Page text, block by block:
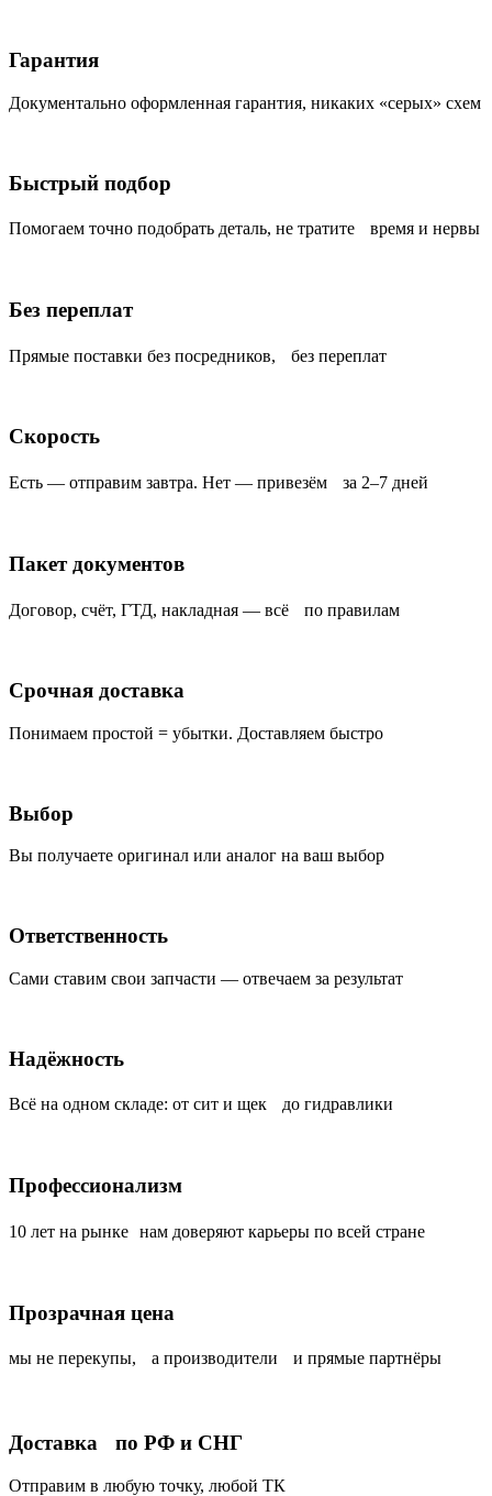
Гарантия
Документально оформленная гарантия, никаких «серых» схем
Быстрый подбор
Помогаем точно подобрать деталь, не тратите время и нервы
Без переплат
Прямые поставки без посредников, без переплат
Скорость
Есть — отправим завтра. Нет — привезём за 2–7 дней
Пакет документов
Договор, счёт, ГТД, накладная — всё по правилам
Срочная доставка
Понимаем простой = убытки. Доставляем быстро
Выбор
Вы получаете оригинал или аналог на ваш выбор
Ответственность
Сами ставим свои запчасти — отвечаем за результат
Надёжность
Всё на одном складе: от сит и щек до гидравлики
Профессионализм
10 лет на рынке нам доверяют карьеры по всей стране
Прозрачная цена
мы не перекупы, а производители и прямые партнёры
Доставка по РФ и СНГ
Отправим в любую точку, любой ТК